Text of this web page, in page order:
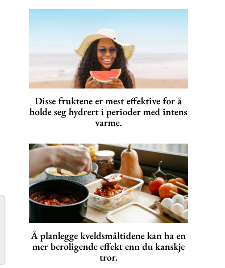
Disse fruktene er mest effektive for å
holde seg hydrert i perioder med intens
varme.
Å planlegge kveldsmåltidene kan ha en
mer beroligende effekt enn du kanskje
tror.